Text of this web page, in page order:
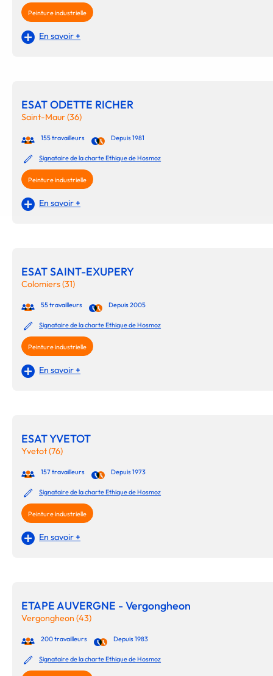
Peinture industrielle
En savoir +
ESAT ODETTE RICHER
Saint-Maur (36)
155 travailleurs Depuis 1981
Signataire de la charte Ethique de Hosmoz
Peinture industrielle
En savoir +
ESAT SAINT-EXUPERY
Colomiers (31)
55 travailleurs Depuis 2005
Signataire de la charte Ethique de Hosmoz
Peinture industrielle
En savoir +
ESAT YVETOT
Yvetot (76)
157 travailleurs Depuis 1973
Signataire de la charte Ethique de Hosmoz
Peinture industrielle
En savoir +
ETAPE AUVERGNE - Vergongheon
Vergongheon (43)
200 travailleurs Depuis 1983
Signataire de la charte Ethique de Hosmoz